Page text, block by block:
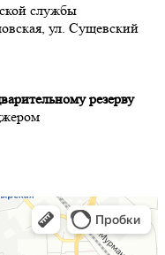
службы
ул. Сущевский
резерву